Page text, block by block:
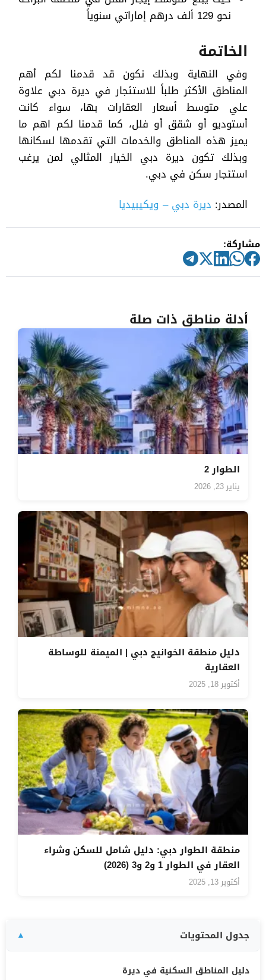
جدول المحتويات
دليل المناطق السكنية في ديرة
نحو 129 ألف درهم إماراتي سنوياً
الخاتمة
وفي النهاية وبذلك نكون قد قدمنا لكم أهم
المناطق الأكثر طلباً للاستئجار في ديرة دبي علاوة
علي متوسط أسعار العقارات بها، سواء كانت
أستوديو أو شقق أو فلل، كما قدمنا لكم اهم ما
يميز هذه المناطق والخدمات التي تقدمها لسكانها
وبذلك تكون ديرة دبي الخيار المثالي لمن يرغب
استئجار سكن في دبي.
المصدر: ديرة دبي – ويكيبيديا
مشاركة:
أدلة مناطق ذات صلة
الطوار 2
يناير 23, 2026
دليل منطقة الخوانيج دبي | الميمنة للوساطة
العقارية
أكتوبر 18, 2025
منطقة الطوار دبي: دليل شامل للسكن وشراء
العقار في الطوار 1 و2 و3 (2026)
أكتوبر 13, 2025